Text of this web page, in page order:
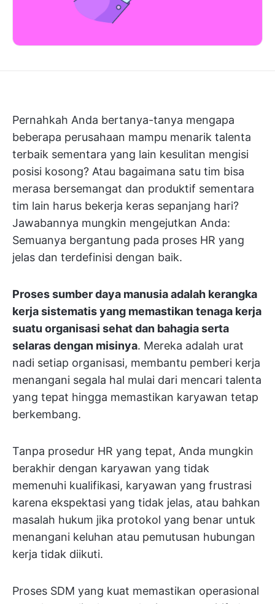
Pernahkah Anda bertanya-tanya mengapa
beberapa perusahaan mampu menarik talenta
terbaik sementara yang lain kesulitan mengisi
posisi kosong? Atau bagaimana satu tim bisa
merasa bersemangat dan produktif sementara
tim lain harus bekerja keras sepanjang hari?
Jawabannya mungkin mengejutkan Anda:
Semuanya bergantung pada proses HR yang
jelas dan terdefinisi dengan baik.
Proses sumber daya manusia adalah kerangka
kerja sistematis yang memastikan tenaga kerja
suatu organisasi sehat dan bahagia serta
selaras dengan misinya. Mereka adalah urat
nadi setiap organisasi, membantu pemberi kerja
menangani segala hal mulai dari mencari talenta
yang tepat hingga memastikan karyawan tetap
berkembang.
Tanpa prosedur HR yang tepat, Anda mungkin
berakhir dengan karyawan yang tidak
memenuhi kualifikasi, karyawan yang frustrasi
karena ekspektasi yang tidak jelas, atau bahkan
masalah hukum jika protokol yang benar untuk
menangani keluhan atau pemutusan hubungan
kerja tidak diikuti.
Proses SDM yang kuat memastikan operasional